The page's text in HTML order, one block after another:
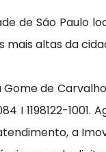
de São Paulo
altas da
de
I 1198122-
a